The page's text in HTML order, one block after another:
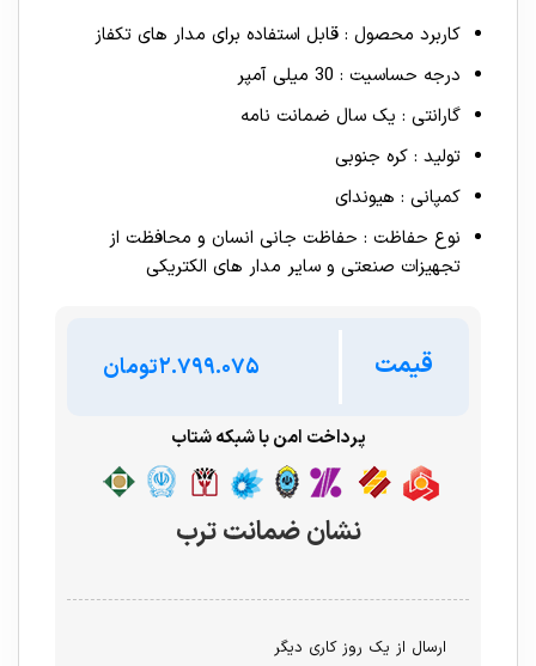
کاربرد محصول : قابل استفاده برای مدار های تکفاز
درجه حساسیت : 30 میلی آمپر
گارانتی : یک سال ضمانت نامه
تولید : کره جنوبی
کمپانی : هیوندای
نوع حفاظت : حفاظت جانی انسان و محافظت از
تجهیزات صنعتی و سایر مدار های الکتریکی
قیمت تومان
پرداخت امن با شبکه شتاب
نشان ضمانت ترب
ارسال از یک روز کاری دیگر